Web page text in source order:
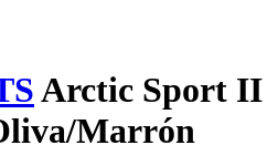
Arctic Sport II
Marrón